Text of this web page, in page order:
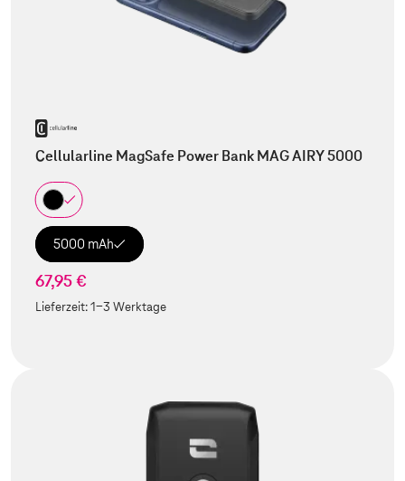
Cellularline MagSafe Power Bank MAG AIRY 5000
5000 mAh
67,95 €
Lieferzeit:1-3 Werktage